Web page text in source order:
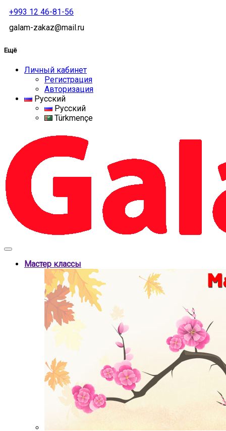
+993 12 46-81-56
galam-zakaz@mail.ru
Ещё
Личный кабинет
Регистрация
Авторизация
Русский
Русский
Türkmençe
Мастер классы